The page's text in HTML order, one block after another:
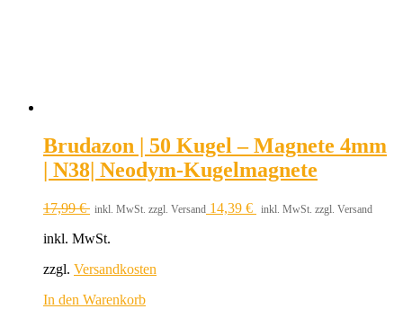
Brudazon | 50 Kugel – Magnete 4mm
| N38| Neodym-Kugelmagnete
17,99€ inkl. MwSt. zzgl. Versand 14,39 € inkl. MwSt. zzgl. Versand
inkl. MwSt.
zzgl. Versandkosten
In den Warenkorb